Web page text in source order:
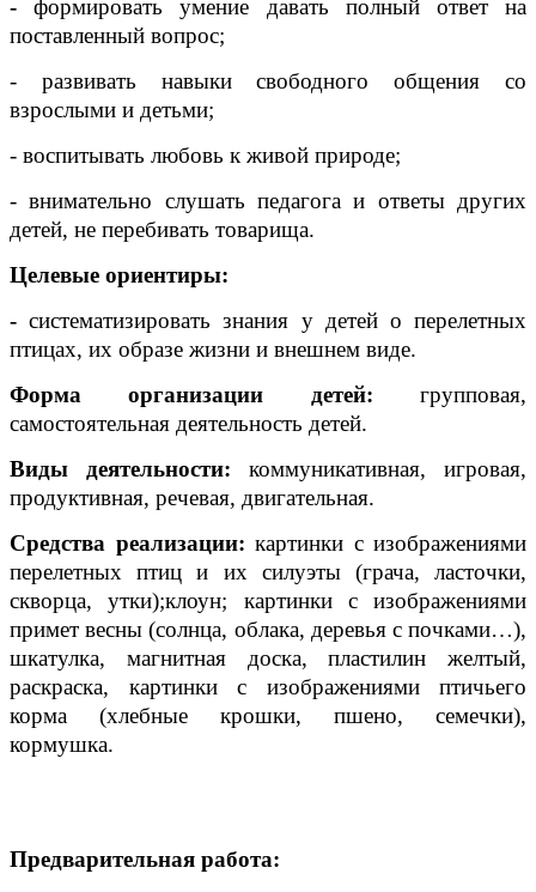
-формировать умение давать полный ответ на
поставленный вопрос;
- развивать навыки свободного общения со
взрослыми и детьми;
- воспитывать любовь к живой природе;
- внимательно слушать педагога и ответы других
детей, не перебивать товарища.
Целевые ориентиры:
-систематизировать знания у детей о перелетных
птицах, их образе жизни и внешнем виде.
Форма организации детей: групповая,
самостоятельная деятельность детей.
Виды деятельности: коммуникативная, игровая,
продуктивная, речевая, двигательная.
Средства реализации: картинки с изображениями
перелетных птиц и их силуэты (грача, ласточки,
скворца, утки);клоун; картинки с изображениями
примет весны (солнца, облака, деревья с почками…),
шкатулка, магнитная доска, пластилин желтый,
раскраска, картинки с изображениями птичьего
корма (хлебные крошки, пшено, семечки),
кормушка.
Предварительная работа: